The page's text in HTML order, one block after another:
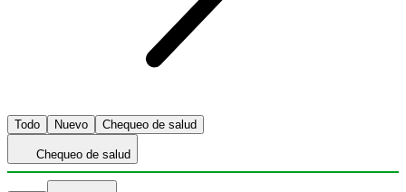
Todo Nuevo Chequeo de salud
Chequeo de salud